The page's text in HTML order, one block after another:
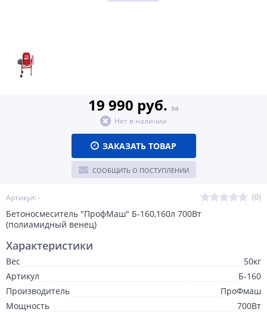
Артикул: - (0)
Бетоносмеситель "ПрофМаш" Б-160,160л 700Вт
(полиамидный венец)
19 990 руб. за
Нет в наличии
ЗАКАЗАТЬ ТОВАР
СООБЩИТЬ О ПОСТУПЛЕНИИ
Характеристики
Вес
50кг
Артикул
Б-160
Производитель
ПроФмаш
Мощность
700Вт